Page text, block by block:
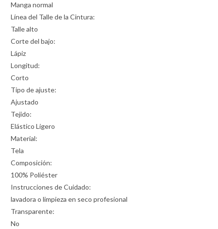
Manga normal
Línea del Talle de la Cintura:
Talle alto
Corte del bajo:
Lápiz
Longitud:
Corto
Tipo de ajuste:
Ajustado
Tejido:
Elástico Ligero
Material:
Tela
Composición:
100% Poliéster
Instrucciones de Cuidado:
lavadora o limpieza en seco profesional
Transparente:
No